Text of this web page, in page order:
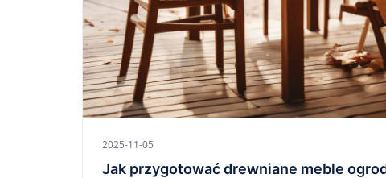
2025-11-05
Jak przygotować drewniane meble